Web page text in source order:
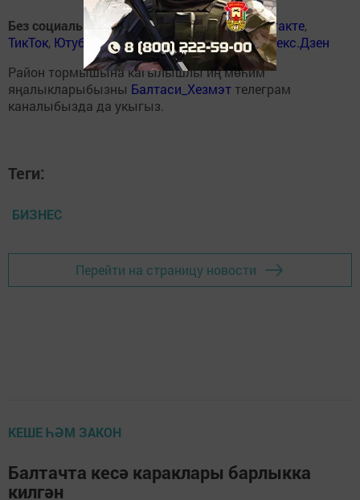
Без социаль челтәрләрдә ВКонтакте,ВКонтакте,
ТикТок, Ютуб Одноклассники,Телеграм,Яндекс.Дзен
Район тормышына кагылышлы иң мөһим
яңалыкларыбызны Балтаси_Хезмэт телеграм
каналыбызда да укыгыз.
Теги:
БИЗНЕС
Перейти на страницу новости
КЕШЕ ҺӘМ ЗАКОН
Балтачта кесә караклары барлыкка
килгән